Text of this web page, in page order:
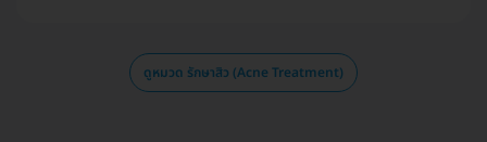
ดูหมวด รักษาสิว (Acne Treatment)